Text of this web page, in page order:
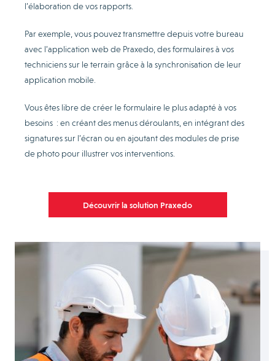
l’élaboration de vos rapports.
Par exemple, vous pouvez transmettre depuis votre bureau
avec l’application web de Praxedo, des formulaires à vos
techniciens sur le terrain grâce à la synchronisation de leur
application mobile.
Vous êtes libre de créer le formulaire le plus adapté à vos
besoins : en créant des menus déroulants, en intégrant des
signatures sur l’écran ou en ajoutant des modules de prise
de photo pour illustrer vos interventions.
Découvrir la solution Praxedo